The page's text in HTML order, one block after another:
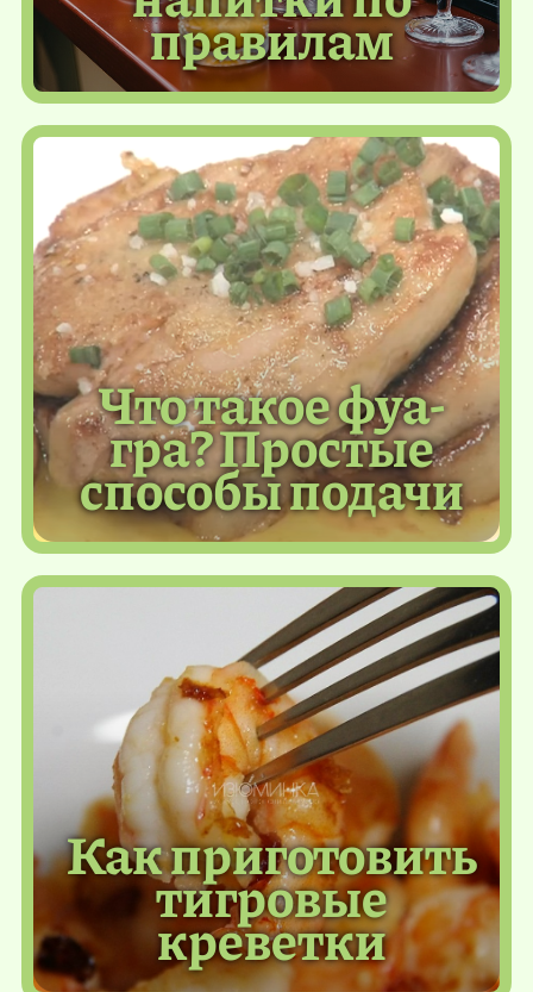
правилам
Что такое фуа-
гра? Простые
способы подачи
Как приготовить
тигровые
креветки